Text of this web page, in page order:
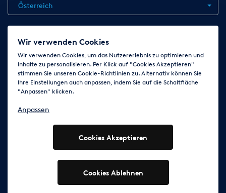
Österreich
Jobs Kontakt News
AGB
Impressum Cookie-Einstellungen ändern
Folge uns auf
© 2003 - 2026 Erento Campanda GmbH - Alle Rechte
vorbehalten
Ausgewiesene Marken gehören den jeweiligen Eigentümern.
Wir verwenden Cookies
Wir verwenden Cookies, um das Nutzererlebnis zu optimieren und
Inhalte zu personalisieren. Per Klick auf "Cookies Akzeptieren"
stimmen Sie unseren Cookie-Richtlinien zu. Alternativ können Sie
Ihre Einstellungen auch anpassen, indem Sie auf die Schaltfläche
"Anpassen" klicken.
Anpassen
Cookies Akzeptieren
Cookies Ablehnen